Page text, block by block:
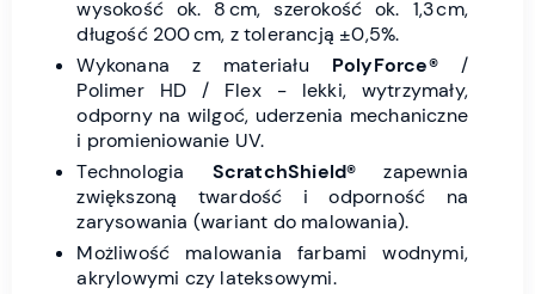
wysokość ok. 8 cm, szerokość ok. 1,3 cm,
długość 200 cm, z tolerancją ±0,5%.
Wykonana z materiału PolyForce®/
Polimer HD / Flex - lekki, wytrzymały,
odporny na wilgoć, uderzenia mechaniczne
i promieniowanie UV.
Technologia ScratchShield® zapewnia
zwiększoną twardość i odporność na
zarysowania (wariant do malowania).
Możliwość malowania farbami wodnymi,
akrylowymi czy lateksowymi.